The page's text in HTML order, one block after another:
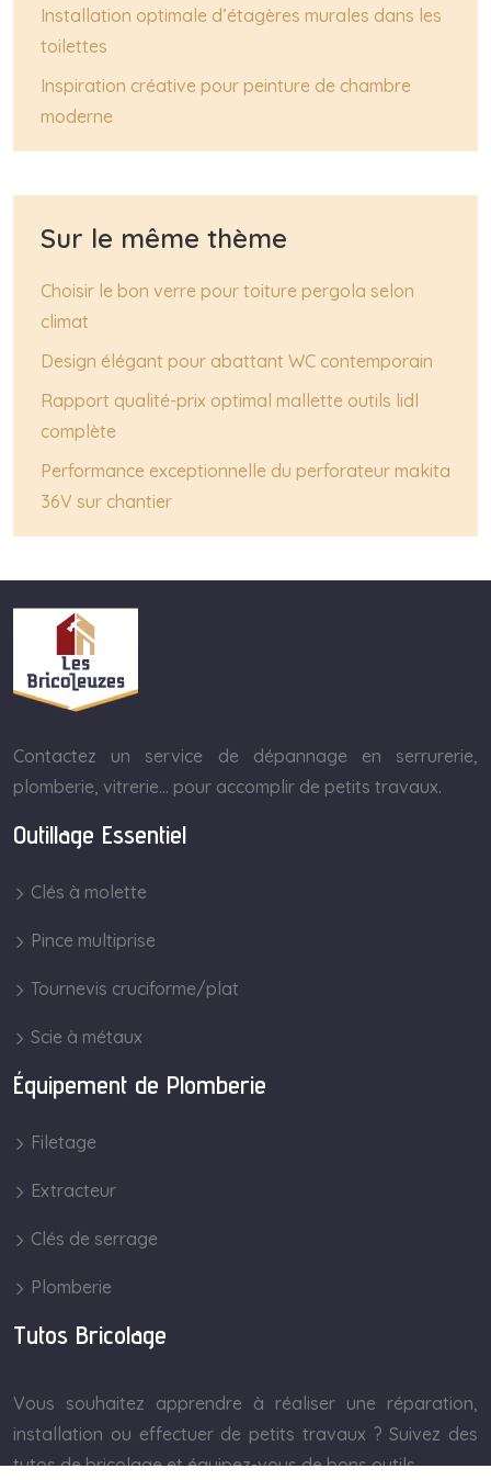
Installation optimale d’étagères murales dans les
toilettes
Inspiration créative pour peinture de chambre
moderne
Sur le même thème
Choisir le bon verre pour toiture pergola selon
climat
Design élégant pour abattant WC contemporain
Rapport qualité-prix optimal mallette outils lidl
complète
Performance exceptionnelle du perforateur makita
36V sur chantier
Contactez un service de dépannage en serrurerie,
plomberie, vitrerie… pour accomplir de petits travaux.
Outillage Essentiel
Clés à molette
Pince multiprise
Tournevis cruciforme/plat
Scie à métaux
Équipement de Plomberie
Filetage
Extracteur
Clés de serrage
Plomberie
Tutos Bricolage
Vous souhaitez apprendre à réaliser une réparation,
installation ou effectuer de petits travaux ? Suivez des
tutos de bricolage et équipez-vous de bons outils.